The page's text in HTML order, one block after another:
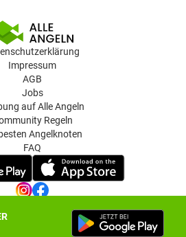
Impressum
AGB
Jobs
auf Alle Angeln
Regeln
Angelknoten
FAQ
Einstellungen